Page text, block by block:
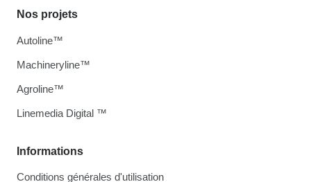
Informations
Conditions générales d'utilisation
Nos projets
Autoline™
Machineryline™
Agroline™
Linemedia Digital ™